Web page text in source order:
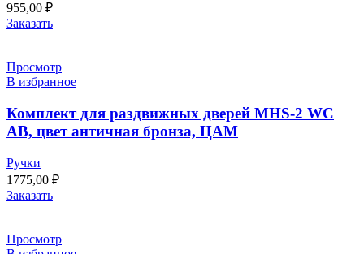
955,00 ₽
Заказать
Просмотр
В избранное
Комплект для раздвижных дверей MHS-2 WC
AB, цвет античная бронза, ЦАМ
Ручки
1775,00 ₽
Заказать
Просмотр